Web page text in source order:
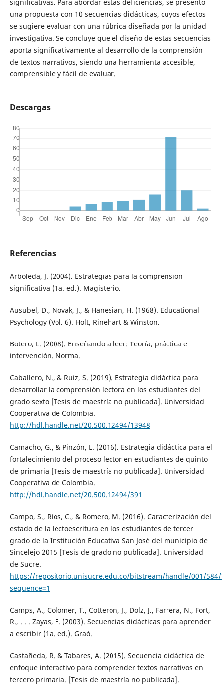
significativas. Para abordar estas deficiencias, se presentó
una propuesta con 10 secuencias didácticas, cuyos efectos
se sugiere evaluar con una rúbrica diseñada por la unidad
investigativa. Se concluye que el diseño de estas secuencias
aporta significativamente al desarrollo de la comprensión
de textos narrativos, siendo una herramienta accesible,
comprensible y fácil de evaluar.
Descargas
Referencias
Arboleda, J. (2004). Estrategias para la comprensión
significativa (1a. ed.). Magisterio.
Ausubel, D., Novak, J., & Hanesian, H. (1968). Educational
Psychology (Vol. 6). Holt, Rinehart & Winston.
Botero, L. (2008). Enseñando a leer: Teoría, práctica e
intervención. Norma.
Caballero, N., & Ruiz, S. (2019). Estrategia didáctica para
desarrollar la comprensión lectora en los estudiantes del
grado sexto [Tesis de maestría no publicada]. Universidad
Cooperativa de Colombia.
http://hdl.handle.net/20.500.12494/13948
Camacho, G., & Pinzón, L. (2016). Estrategia didáctica para el
fortalecimiento del proceso lector en estudiantes de quinto
de primaria [Tesis de maestría no publicada]. Universidad
Cooperativa de Colombia.
http://hdl.handle.net/20.500.12494/391
Campo, S., Ríos, C., & Romero, M. (2016). Caracterización del
estado de la lectoescritura en los estudiantes de tercer
grado de la Institución Educativa San José del municipio de
Sincelejo 2015 [Tesis de grado no publicada]. Universidad
de Sucre.
https://repositorio.unisucre.edu.co/bitstream/handle/001/584/
sequence=1
Camps, A., Colomer, T., Cotteron, J., Dolz, J., Farrera, N., Fort,
R., . . . Zayas, F. (2003). Secuencias didácticas para aprender
a escribir (1a. ed.). Graó.
Castañeda, R. & Tabares, A. (2015). Secuencia didáctica de
enfoque interactivo para comprender textos narrativos en
tercero primaria. [Tesis de maestría no publicada].